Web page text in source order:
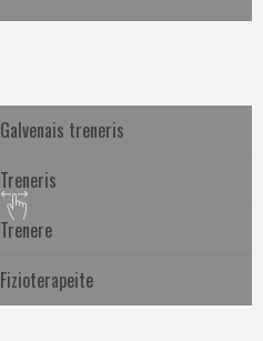
Galvenais treneris
Treneris
Trenere
Fizioterapeite